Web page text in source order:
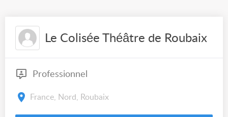
Le Colisée Théâtre de Roubaix
Professionnel
France, Nord, Roubaix